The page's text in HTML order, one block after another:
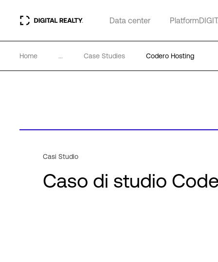
Data center
Home ... Case Studies Codero Hosting
Casi Studio
Caso di studio